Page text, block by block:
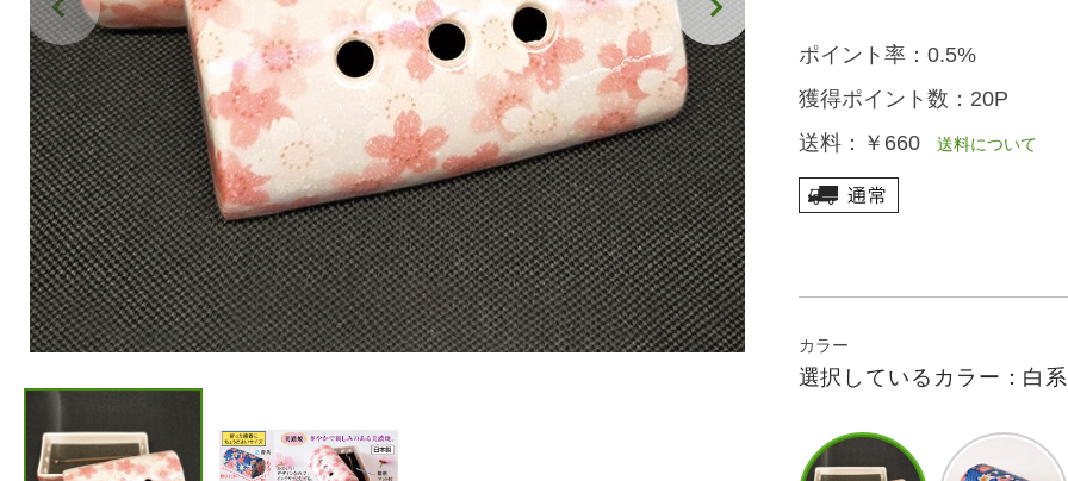
ポイント率： 0.5%
獲得ポイント数： 20P
送料： ￥660送料について
カラー
選択しているカラー：白系